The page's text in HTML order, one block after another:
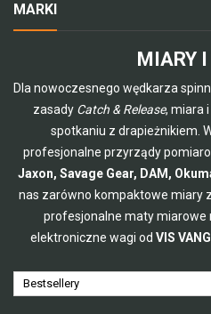
MARKI
MIARY
Dla nowoczesnego wędkarza
zasady Catch & Release, miara
spotkaniu z drapieżnikiem.
profesjonalne przyrządy
Jaxon, Savage Gear, DAM,
nas zarówno kompaktowe miary
profesjonalne maty miarowe
elektroniczne wagi od VIS
Bestsellery